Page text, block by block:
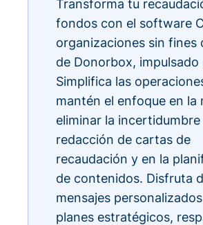
Transforma tu
fondos con el software
organizaciones sin fines
de Donorbox, impulsado
Simplifica las
mantén el enfoque en la
eliminar la incertidumbre
redacción de cartas de
recaudación y en la
de contenidos. Disfruta
mensajes
planes estratégicos,